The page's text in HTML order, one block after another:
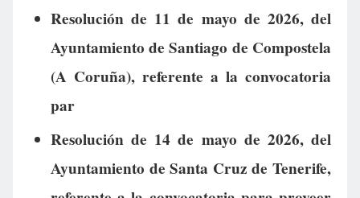
Resolución de 11 de mayo de 2026, del
Ayuntamiento de Santiago de Compostela
(A Coruña), referente a la convocatoria
par
Resolución de 14 de mayo de 2026, del
Ayuntamiento de Santa Cruz de Tenerife,